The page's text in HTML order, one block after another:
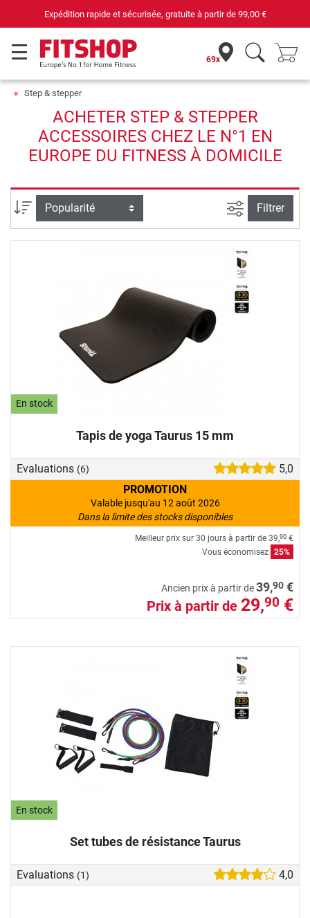
Expédition rapide et sécurisée, gratuite à partir de 99,00 €
69x
Step & stepper
ACHETER STEP & STEPPER
ACCESSOIRES CHEZ LE N°1 EN
EUROPE DU FITNESS À DOMICILE
Trier par Filtrer la
Filtrer
En stock
Tapis de yoga Taurus 15 mm
Evaluations (6)
5,0
PROMOTION
Valable jusqu'au 12 août 2026
Dans la limite des stocks disponibles
Meilleur prix sur 30 jours à partir de 39,90 €
Vous économisez 25%
Ancien prix à partir de39,90 €
Prix à partir de 29,90 €
En stock
Set tubes de résistance Taurus
Evaluations (1) 4,0